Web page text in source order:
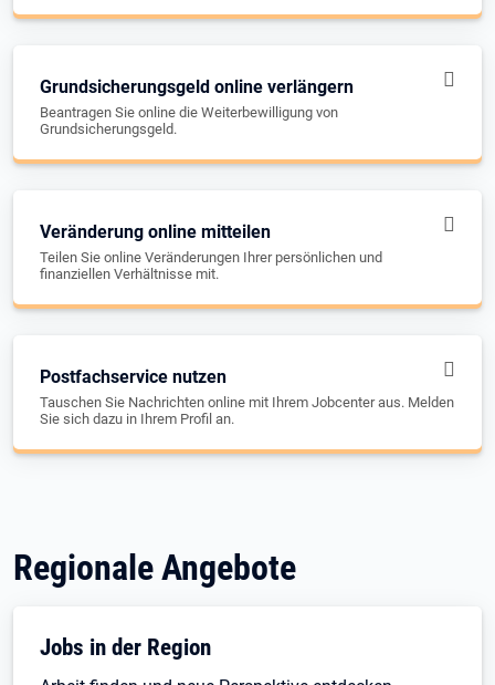
Grundsicherungsgeld online verlängern
Beantragen Sie online die Weiterbewilligung von
Grundsicherungsgeld.
Veränderung online mitteilen
Teilen Sie online Veränderungen Ihrer persönlichen und
finanziellen Verhältnisse mit.
Postfachservice nutzen
Tauschen Sie Nachrichten online mit Ihrem Jobcenter aus. Melden
Sie sich dazu in Ihrem Profil an.
Regionale Angebote
Jobs in der Region